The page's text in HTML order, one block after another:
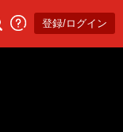
登録/ログイン